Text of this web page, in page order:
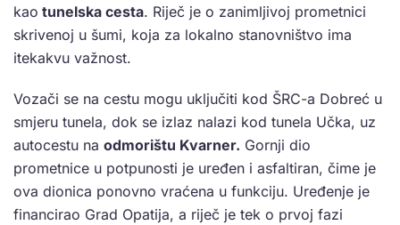
kao tunelska cesta. Riječ je o zanimljivoj prometnici
skrivenoj u šumi, koja za lokalno stanovništvo ima
itekakvu važnost.
Vozači se na cestu mogu uključiti kod ŠRC-a Dobreć u
smjeru tunela, dok se izlaz nalazi kod tunela Učka, uz
autocestu na odmorištu Kvarner. Gornji dio
prometnice u potpunosti je uređen i asfaltiran, čime je
ova dionica ponovno vraćena u funkciju. Uređenje je
financirao Grad Opatija, a riječ je tek o prvoj fazi